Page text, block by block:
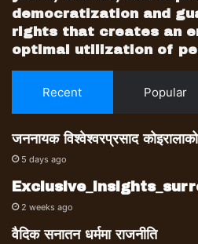
democratization and
rights that creates an
optimal utilization of
Recent Popular
जननायक विश्वेश्वरप्रसाद
5 days ago
2 weeks ago
वैदिक सनातन धर्ममा राजनीति